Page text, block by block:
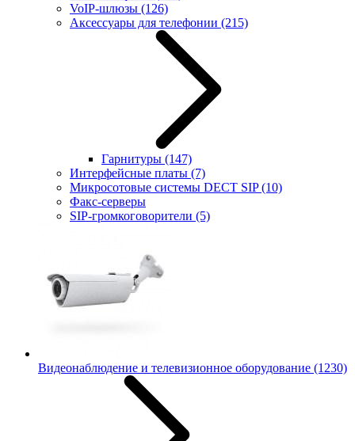
VoIP-шлюзы (126)
Аксессуары для телефонии (215)
Гарнитуры (147)
Интерфейсные платы (7)
Микросотовые системы DECT SIP(10)
Факс-серверы
SIP-громкоговорители (5)
Видеонаблюдение и телевизионное оборудование (1230)